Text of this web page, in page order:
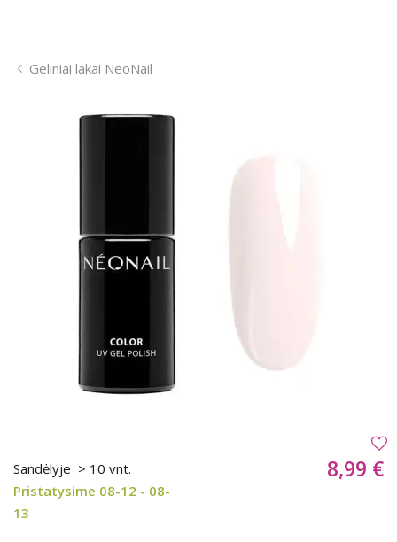
Geliniai lakai NeoNail
Sandėlyje > 10 vnt.
Pristatysime 08-12 - 08-
13
8,99 €